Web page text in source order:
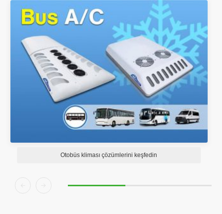
Otobüs kliması çözümlerini keşfedin